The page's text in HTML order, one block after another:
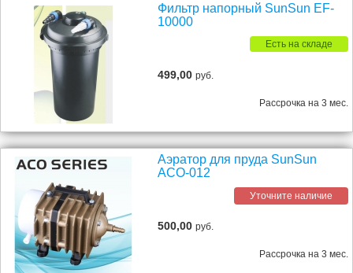
Фильтр напорный SunSun EF-
10000
Есть на складе
499,00руб.
Рассрочка на 3 мес.
Аэратор для пруда SunSun
ACO-012
Уточните наличие
500,00руб.
Рассрочка на 3 мес.